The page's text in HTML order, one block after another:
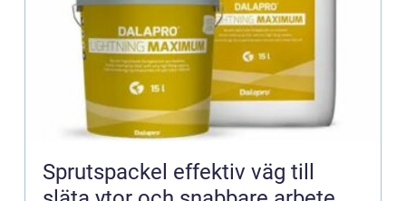
Sprutspackel effektiv väg till